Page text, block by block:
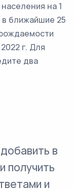
на 1
в ближайшие 25
г. Для
два
в
получить
и